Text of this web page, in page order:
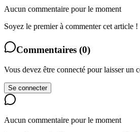
Aucun commentaire pour le moment
Soyez le premier à commenter cet article !
Commentaires (0)
Vous devez être connecté pour laisser un
Se connecter
Aucun commentaire pour le moment